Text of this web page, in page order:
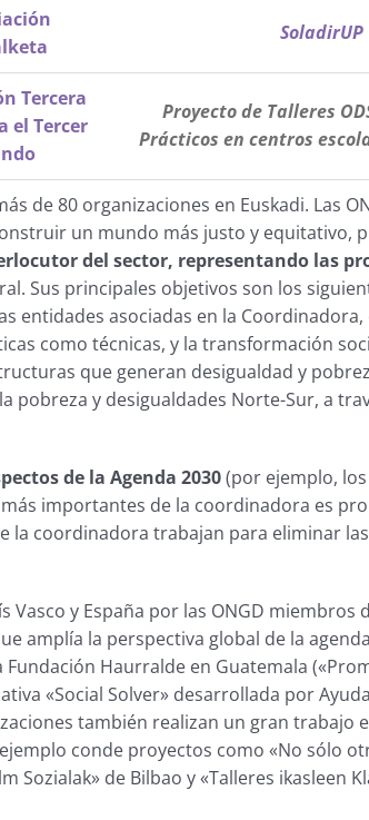
SoladirUP
Tercera
el Tercer
Proyecto de Talleres
Prácticos en centros
de 80 organizaciones en Euskadi. Las
un mundo más justo y equitativo,
del sector, representando las
Sus principales objetivos son los
entidades asociadas en la
como técnicas, y la transformación
que generan desigualdad y
y desigualdades Norte-Sur, a
de la Agenda 2030(por ejemplo, los
importantes de la coordinadora es
la coordinadora trabajan para eliminar
y España por las ONGD miembros
amplía la perspectiva global de la
Haurralde en Guatemala
«Social Solver» desarrollada por
también realizan un gran trabajo
conde proyectos como «No sólo
de Bilbao y «Talleres ikasleen